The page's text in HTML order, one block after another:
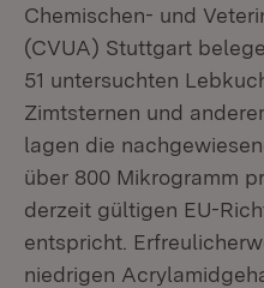
Chemischen- und
(CVUA) Stuttgart
51 untersuchten
Zimtsternen und
lagen die
über 800 Mikrogramm
derzeit gültigen EU-
entspricht.
niedrigen